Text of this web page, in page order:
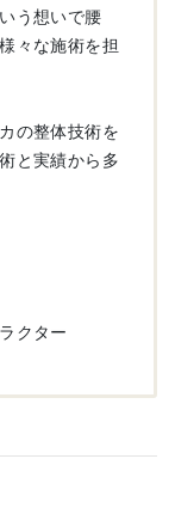
う想いで腰
々な施術を担
の整体技術を
と実績から多
クター